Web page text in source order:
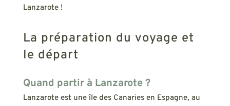
Lanzarote !
La préparation du voyage et
le départ
Quand partir à Lanzarote ?
Lanzarote est une île des Canaries en Espagne, au